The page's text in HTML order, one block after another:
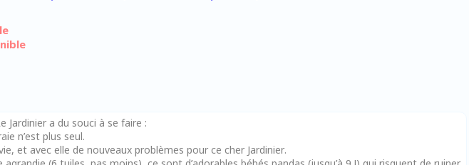
Jardinier a du souci à se faire :
n’est plus seul.
et avec elle de nouveaux problèmes pour ce cher Jardinier.